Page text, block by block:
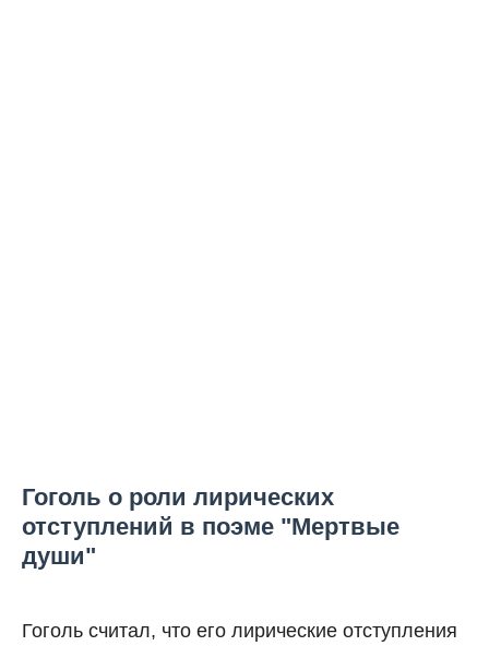
Гоголь о роли лирических
отступлений в поэме "Мертвые
души"
Гоголь считал, что его лирические отступления